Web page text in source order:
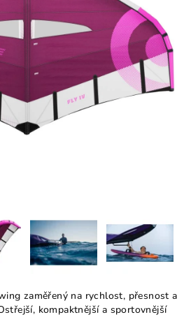
zaměřený na rychlost, přesnost a
kompaktnější a sportovnější